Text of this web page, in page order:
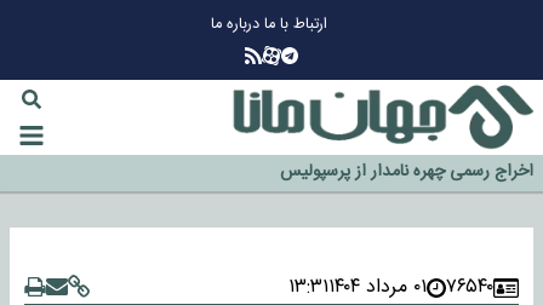
ارتباط با مادرباره ما
گزینه جدایی اوسمار روی میز مدیران پرسپولیس
آیا رئیس جمهور آمریکا قانون را دور می‌زند؟
اخراج رسمی چهره نامدار از پرسپولیس
سازمان اطلاعات سپاه: پروژه دولت ترامپ برای مهار چین، روسیه و اروپا شکست
خورد
۷۶۵۴۰ ۰۱ مرداد ۱۴۰۴
۱۳:۳۱